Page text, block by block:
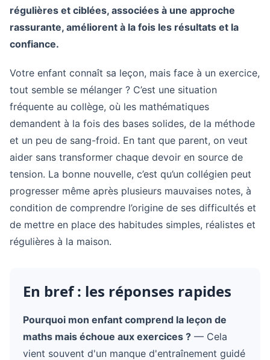
régulières et ciblées, associées à une approche
rassurante, améliorent à la fois les résultats et la
confiance.
Votre enfant connaît sa leçon, mais face à un exercice,
tout semble se mélanger ? C’est une situation
fréquente au collège, où les mathématiques
demandent à la fois des bases solides, de la méthode
et un peu de sang-froid. En tant que parent, on veut
aider sans transformer chaque devoir en source de
tension. La bonne nouvelle, c’est qu’un collégien peut
progresser même après plusieurs mauvaises notes, à
condition de comprendre l’origine de ses difficultés et
de mettre en place des habitudes simples, réalistes et
régulières à la maison.
En bref : les réponses rapides
Pourquoi mon enfant comprend la leçon de
maths mais échoue aux exercices ? — Cela
vient souvent d'un manque d'entraînement guidé